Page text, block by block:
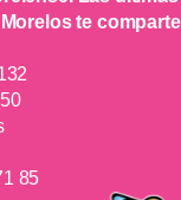
te
85